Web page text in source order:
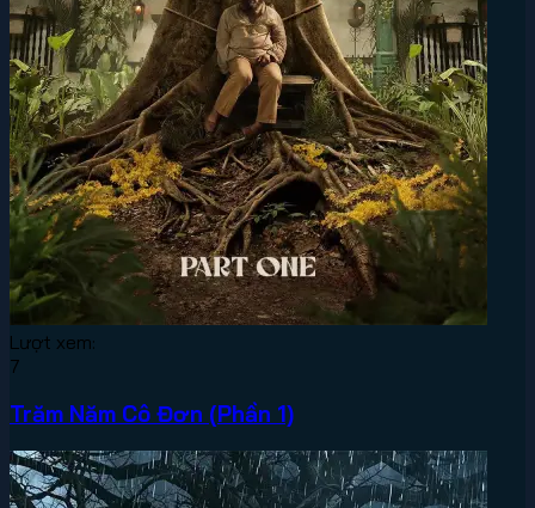
Lượt xem:
7
Trăm Năm Cô Đơn (Phần 1)